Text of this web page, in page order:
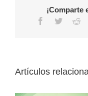
¡Comparte
Facebook
Twitter
Artículos